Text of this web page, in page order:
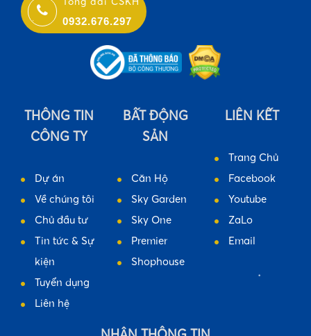
0932.676.297
THÔNG TIN
CÔNG TY
Dự án
Về chúng tôi
Chủ đầu tư
Tin tức & Sự
kiện
Tuyển dụng
Liên hệ
BẤT ĐỘNG
SẢN
Căn Hộ
Sky Garden
Sky One
Premier
Shophouse
LIÊN KẾT
Trang Chủ
Facebook
Youtube
ZaLo
Email